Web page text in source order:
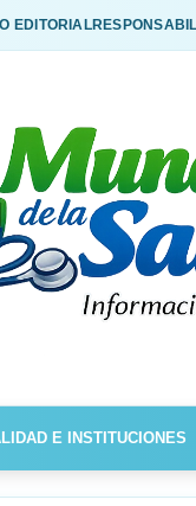
EDITORIAL
E INSTITUCIONES